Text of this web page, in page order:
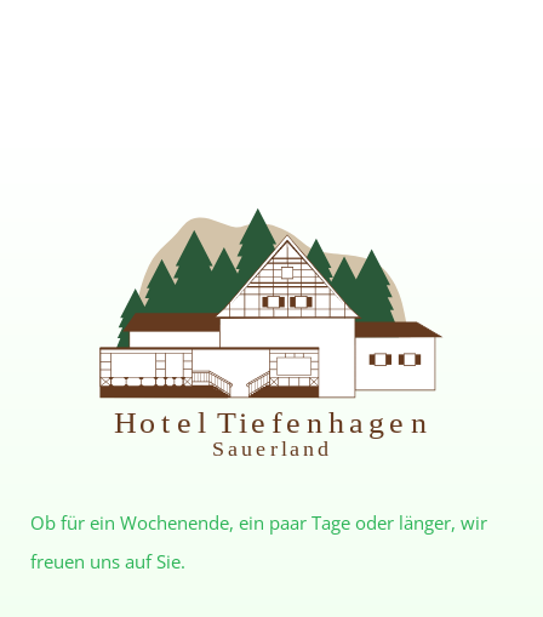
H otel Tiefenhagen
S auerland
Ob für ein Wochenende, ein paar Tage oder länger, wir
freuen uns auf Sie.